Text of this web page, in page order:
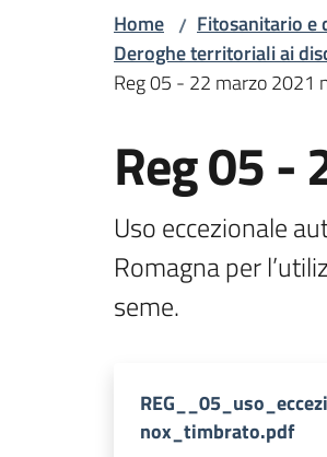
Home / Fitosanitario e
Deroghe territoriali ai
Reg 05 - 22 marzo 2021
Reg 05 -
Uso eccezionale
Romagna per
seme.
nox_timbrato.pdf